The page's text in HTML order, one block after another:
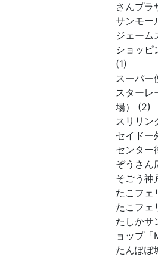
さんプラ
サンモー
ジェーム
ショッ
(1)
スーパー
スターレ
場） (2)
スリリン
セイドー
センター
ぞうさん
そごう神
たこフェ
たこフェ
たしかサ
ョップ
たんぽぽ